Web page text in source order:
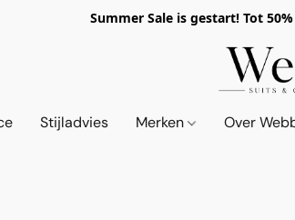
Summer Sale is gestart! Tot
Stijladvies Merken Over